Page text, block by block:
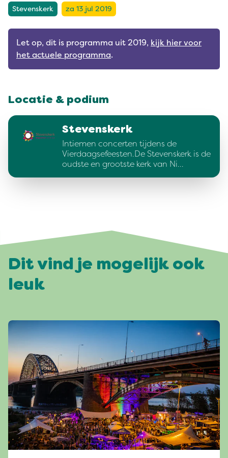
Stevenskerk za 13 jul 2019
Let op, dit is programma uit 2019, kijk hier voor
het actuele programma.
Locatie & podium
Stevenskerk
Intiemen concerten tijdens de
Vierdaagsefeesten.De Stevenskerk is de
oudste en grootste kerk van Ni…
Dit vind je mogelijk ook
leuk